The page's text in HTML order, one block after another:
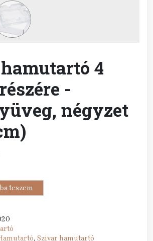
4
-
négyzet
Ft.
teszem
, Szivar hamutartó